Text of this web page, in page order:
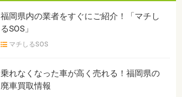
福岡県内の業者をすぐにご紹介！「マチし
るSOS」
マチしるSOS
乗れなくなった車が高く売れる！福岡県の
廃車買取情報